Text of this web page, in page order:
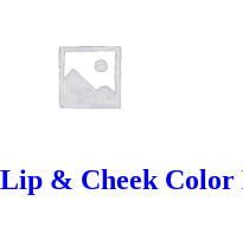
Lip & Cheek Color